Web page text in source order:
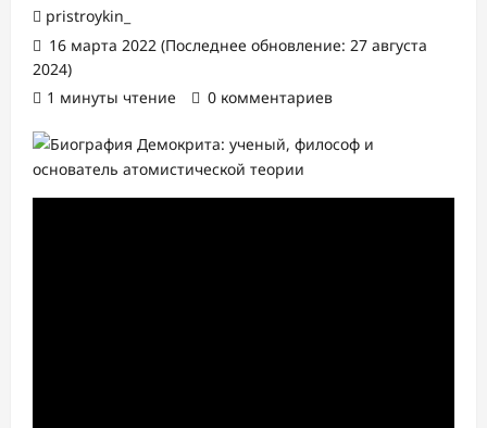
pristroykin_
16 марта 2022 (Последнее обновление: 27 августа
2024)
1 минуты чтение
0 комментариев